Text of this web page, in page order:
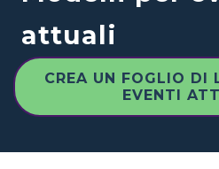
attuali
CREA UN FOGLIO DI
EVENTI